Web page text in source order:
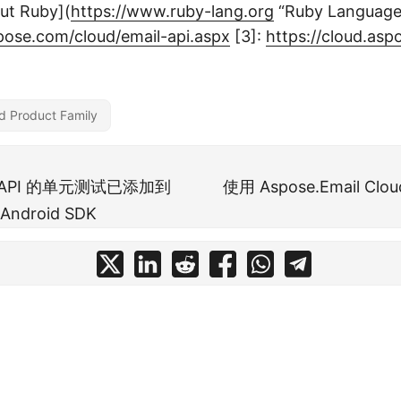
Ruby](https://www.ruby-lang.org “Ruby
cloud/email-api.aspx [3]: https://
Product Family
的单元测试已添加到
SDK
使用 Aspose.Email